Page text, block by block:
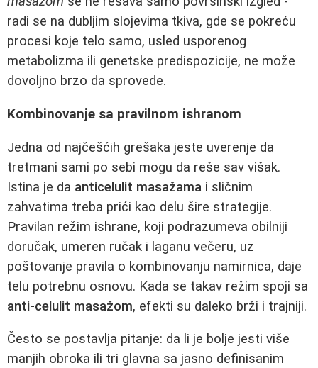
radi se na dubljim slojevima tkiva, gde se pokreću
procesi koje telo samo, usled usporenog
metabolizma ili genetske predispozicije, ne može
dovoljno brzo da sprovede.
Kombinovanje sa pravilnom ishranom
Jedna od najčešćih grešaka jeste uverenje da
tretmani sami po sebi mogu da reše sav višak.
Istina je da anticelulit masažama i sličnim
zahvatima treba prići kao delu šire strategije.
Pravilan režim ishrane, koji podrazumeva obilniji
doručak, umeren ručak i laganu večeru, uz
poštovanje pravila o kombinovanju namirnica, daje
telu potrebnu osnovu. Kada se takav režim spoji sa
anti-celulit masažom, efekti su daleko brži i trajniji.
Često se postavlja pitanje: da li je bolje jesti više
manjih obroka ili tri glavna sa jasno definisanim